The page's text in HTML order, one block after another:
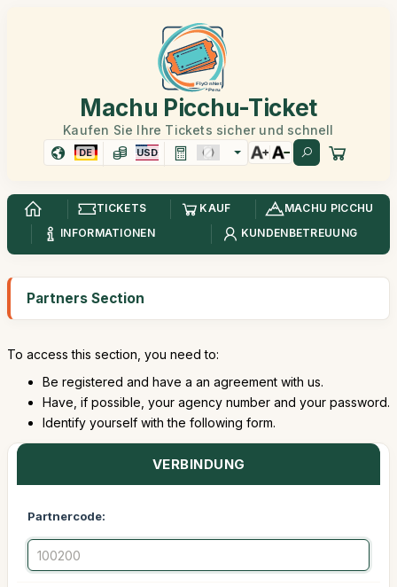
Machu Picchu-Ticket
Kaufen Sie Ihre Tickets sicher und schnell
DE USD
TICKETS KAUF
MACHU PICCHU
INFORMATIONEN
KUNDENBETREUUNG
Partners Section
To access this section, you need to:
Be registered and have a an agreement with us.
Have, if possible, your agency number and your password.
Identify yourself with the following form.
VERBINDUNG
Partnercode: